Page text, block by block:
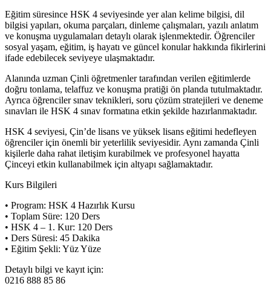
Eğitim süresince HSK 4 seviyesinde yer alan kelime bilgisi, dil
bilgisi yapıları, okuma parçaları, dinleme çalışmaları, yazılı anlatım
ve konuşma uygulamaları detaylı olarak işlenmektedir. Öğrenciler
sosyal yaşam, eğitim, iş hayatı ve güncel konular hakkında fikirlerini
ifade edebilecek seviyeye ulaşmaktadır.
Alanında uzman Çinli öğretmenler tarafından verilen eğitimlerde
doğru tonlama, telaffuz ve konuşma pratiği ön planda tutulmaktadır.
Ayrıca öğrenciler sınav teknikleri, soru çözüm stratejileri ve deneme
sınavları ile HSK 4 sınav formatına etkin şekilde hazırlanmaktadır.
HSK 4 seviyesi, Çin’de lisans ve yüksek lisans eğitimi hedefleyen
öğrenciler için önemli bir yeterlilik seviyesidir. Aynı zamanda Çinli
kişilerle daha rahat iletişim kurabilmek ve profesyonel hayatta
Çinceyi etkin kullanabilmek için altyapı sağlamaktadır.
Kurs Bilgileri
• Program: HSK 4 Hazırlık Kursu
• Toplam Süre: 120 Ders
• HSK 4 – 1. Kur: 120 Ders
• Ders Süresi: 45 Dakika
• Eğitim Şekli: Yüz Yüze
Detaylı bilgi ve kayıt için:
0216 888 85 86